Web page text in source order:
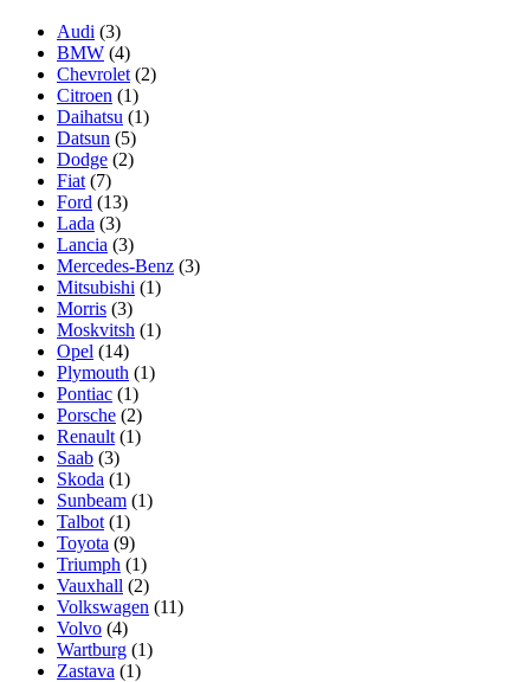
Audi (3)
BMW (4)
Chevrolet (2)
Citroen (1)
Daihatsu (1)
Datsun (5)
Dodge (2)
Fiat (7)
Ford (13)
Lada (3)
Lancia (3)
Mercedes-Benz (3)
Mitsubishi (1)
Morris (3)
Moskvitsh (1)
Opel (14)
Plymouth (1)
Pontiac (1)
Porsche (2)
Renault (1)
Saab (3)
Skoda (1)
Sunbeam (1)
Talbot (1)
Toyota (9)
Triumph (1)
Vauxhall (2)
Volkswagen (11)
Volvo (4)
Wartburg (1)
Zastava (1)